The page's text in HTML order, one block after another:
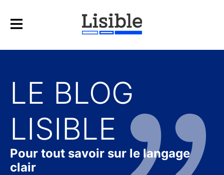
LE BLOG
LISIBLE
Pour tout savoir sur le langage
clair